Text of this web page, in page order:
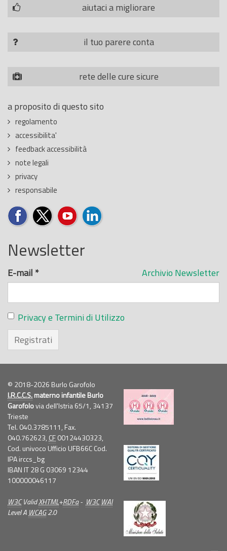
aiutaci a migliorare
il tuo parere conta
rete delle cure sicure
a proposito di questo sito
regolamento
accessibilita'
feedback accessibilità
note legali
privacy
responsabile
Newsletter
Archivio Newsletter
E-mail *
Privacy e Termini di Utilizzo
Registrati
© 2018-2026 Burlo Garofolo
I.R.C.C.S.materno infantile Burlo
Garofolovia dell'Istria 65/1, 34137
Trieste
Tel. 040.3785111, Fax.
040.762623, CF00124430323,
Cod. univoco Ufficio UFB66C Cod.
IPA irccs_bg
IBAN IT 28 G 03069 12344
100000046117
W3CValidXHTML+RDFa- W3C WAI
Level A WCAG2.0